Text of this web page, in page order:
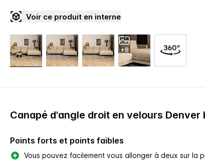
Voir ce produit en interne
+8
Canapé d'angle droit en velours Denver
Points forts et points faibles
Vous pouvez facilement vous allonger à deux sur la